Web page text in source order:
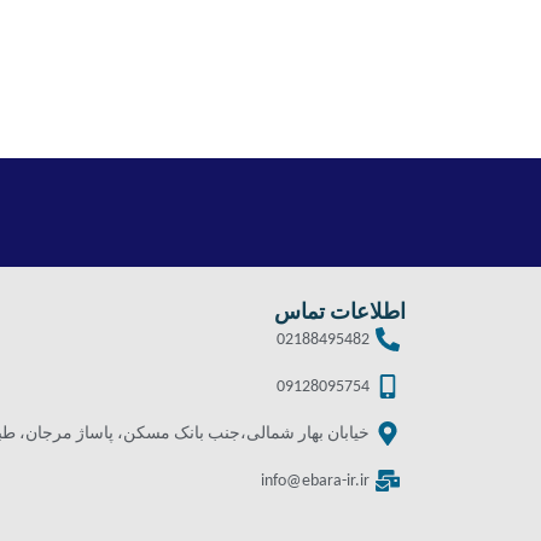
اطلاعات تماس
02188495482
09128095754
خیابان بهار شمالی،جنب بانک مسکن، پاساژ مرجان،
info@ebara-ir.ir